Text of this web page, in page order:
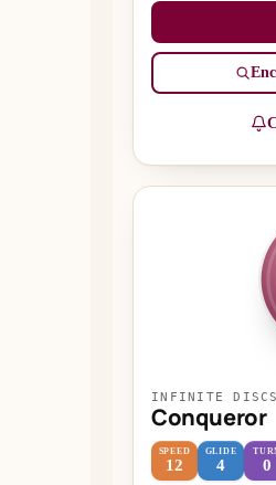
INFINITE DISCS
Conqueror
SPEED
12
GLIDE
4 0